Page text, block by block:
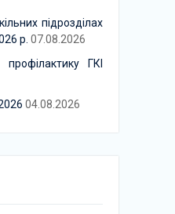
підрозділах
р. 07.08.2026
ГКІ
04.08.2026